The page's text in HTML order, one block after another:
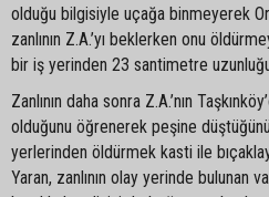
olduğu bilgisiyle uçağa binmeyerek
zanlının Z.A.’yı beklerken onu
bir iş yerinden 23 santimetre
Zanlının daha sonra Z.A.’nın
olduğunu öğrenerek peşine
yerlerinden öldürmek kasti ile
Yaran, zanlının olay yerinde bulunan